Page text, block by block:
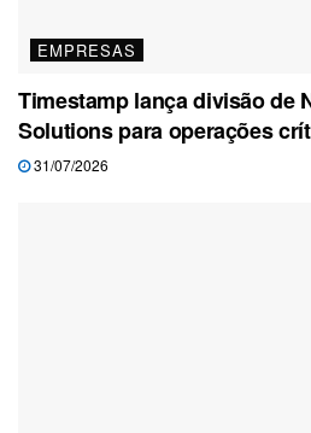
EMPRESAS
Timestamp lança divisão de
Solutions para operações
31/07/2026